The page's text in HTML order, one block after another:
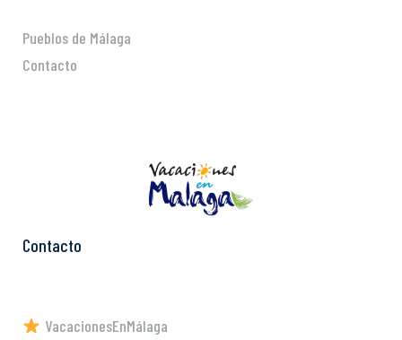
Pueblos de Málaga
Contacto
Contacto
VacacionesEnMálaga